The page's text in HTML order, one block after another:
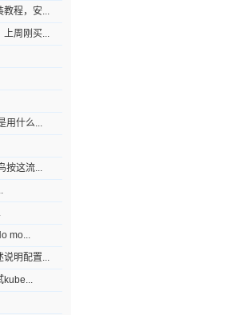
程，安...
周刚买...
什么...
这流...
mo...
明配置...